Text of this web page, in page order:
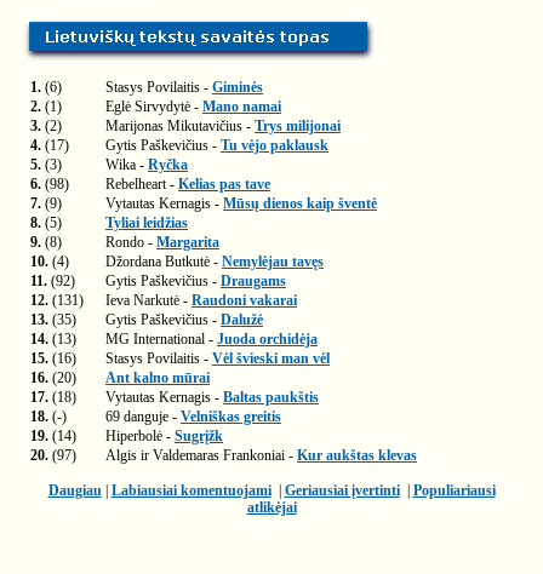
1. (6) Stasys Povilaitis - Giminės
2. (1) Eglė Sirvydytė - Mano namai
3. (2) Marijonas Mikutavičius - Trys milijonai
4. (17) Gytis Paškevičius - Tu vėjo paklausk
5. (3) Wika - Ryčka
6. (98) Rebelheart - Kelias pas tave
7. (9) Vytautas Kernagis - Mūsų dienos kaip šventė
8. (5)
Tyliai leidžias
9. (8) Rondo - Margarita
10. (4) Džordana Butkutė - Nemylėjau tavęs
11. (92) Gytis Paškevičius - Draugams
12. (131) Ieva Narkutė - Raudoni vakarai
13. (35) Gytis Paškevičius - Dalužė
14. (13) MG International - Juoda orchidėja
15. (16) Stasys Povilaitis - Vėl švieski man vėl
16. (20)
Ant kalno mūrai
17. (18) Vytautas Kernagis - Baltas paukštis
18. (-) 69 danguje - Velniškas greitis
19. (14) Hiperbolė - Sugrįžk
20. (97) Algis ir Valdemaras Frankoniai - Kur aukštas klevas
Daugiau| Labiausiai komentuojami| Geriausiai įvertinti| Populiariausi
atlikėjai